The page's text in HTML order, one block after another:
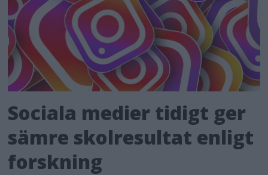
Sociala medier tidigt ger
sämre skolresultat enligt
forskning